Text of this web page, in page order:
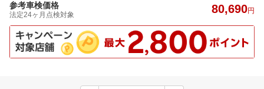
参考車検価格
法定24ヶ月点検対象 80,690円